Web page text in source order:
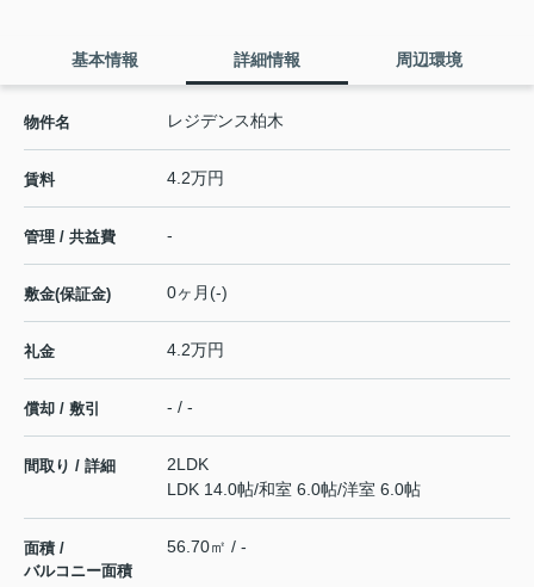
基本情報 詳細情報 周辺環境
物件名 レジデンス柏木
賃料 4.2万円
管理 / 共益費 -
敷金(保証金) 0ヶ月(-)
礼金 4.2万円
償却 / 敷引 - / -
間取り / 詳細
2LDK
LDK 14.0帖/和室 6.0帖/洋室 6.0帖
面積 /
バルコニー面積
56.70㎡ / -